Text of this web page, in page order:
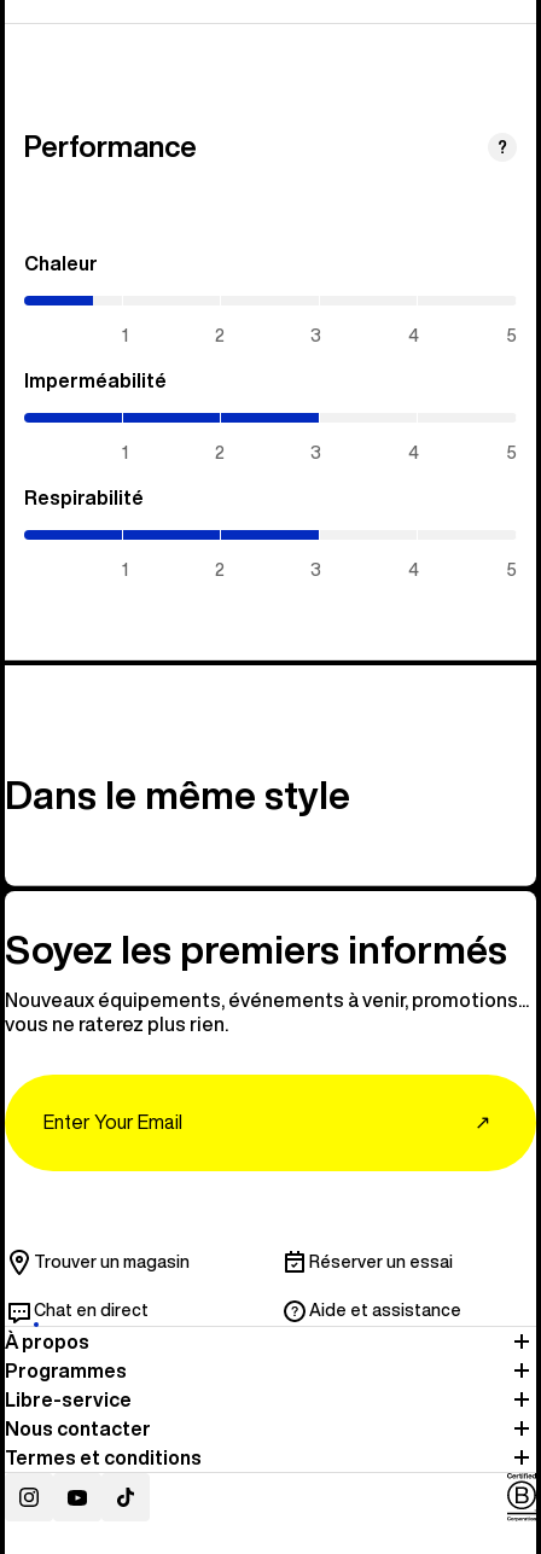
Performance ?
Chaleur
1 2 3 4 5
Imperméabilité
1 2 3 4 5
Respirabilité
1 2 3 4 5
Dans le même style
Soyez les premiers informés
Nouveaux équipements, événements à venir, promotions...
vous ne raterez plus rien.
↗
Trouver un magasin Réserver un essai
Chat en direct Aide et assistance
À propos
Programmes
Libre-service
Nous contacter
Termes et conditions
InstagramYouTubeTikTok